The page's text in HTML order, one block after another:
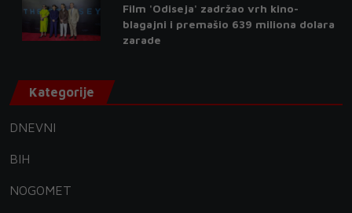
Film 'Odiseja' zadržao vrh kino-
blagajni i premašio 639 miliona dolara
zarade
Kategorije
DNEVNI
BIH
NOGOMET